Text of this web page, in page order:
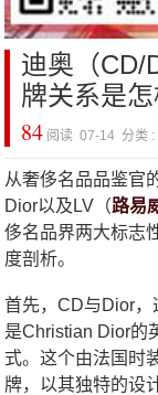
迪奥（CD/
牌关系是怎
84 阅读 07-14 分类 :
从奢侈名品品鉴官
Dior以及LV（路易
侈名品界两大标志
度剖析。
首先，CD与Dior，
是Christian Dior的
式。这个由法国时
牌，以其独特的设